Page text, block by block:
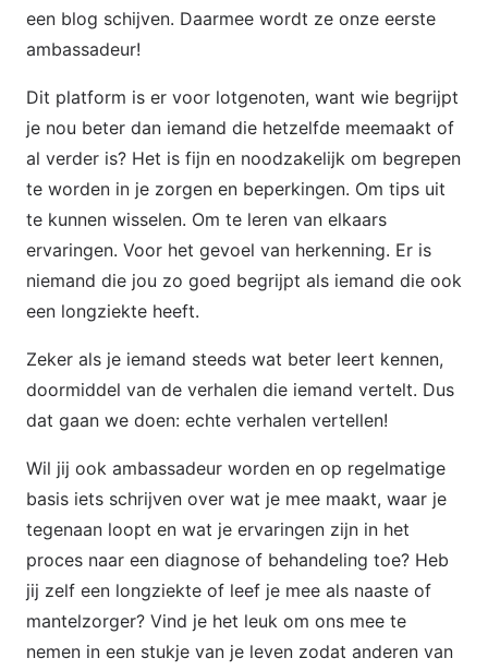
een blog schijven. Daarmee wordt ze onze eerste
ambassadeur!
Dit platform is er voor lotgenoten, want wie begrijpt
je nou beter dan iemand die hetzelfde meemaakt of
al verder is? Het is fijn en noodzakelijk om begrepen
te worden in je zorgen en beperkingen. Om tips uit
te kunnen wisselen. Om te leren van elkaars
ervaringen. Voor het gevoel van herkenning. Er is
niemand die jou zo goed begrijpt als iemand die ook
een longziekte heeft.
Zeker als je iemand steeds wat beter leert kennen,
doormiddel van de verhalen die iemand vertelt. Dus
dat gaan we doen: echte verhalen vertellen!
Wil jij ook ambassadeur worden en op regelmatige
basis iets schrijven over wat je mee maakt, waar je
tegenaan loopt en wat je ervaringen zijn in het
proces naar een diagnose of behandeling toe? Heb
jij zelf een longziekte of leef je mee als naaste of
mantelzorger? Vind je het leuk om ons mee te
nemen in een stukje van je leven zodat anderen van